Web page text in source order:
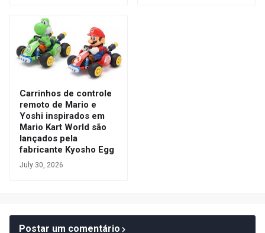
Carrinhos de controle
remoto de Mario e
Yoshi inspirados em
Mario Kart World são
lançados pela
fabricante Kyosho Egg
July 30, 2026
Postar um comentário